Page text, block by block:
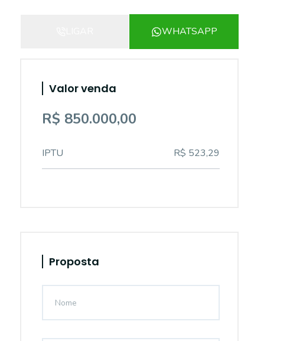
WHATSAPP
Valor venda
R$ 850.000,00
IPTU R$ 523,29
Proposta